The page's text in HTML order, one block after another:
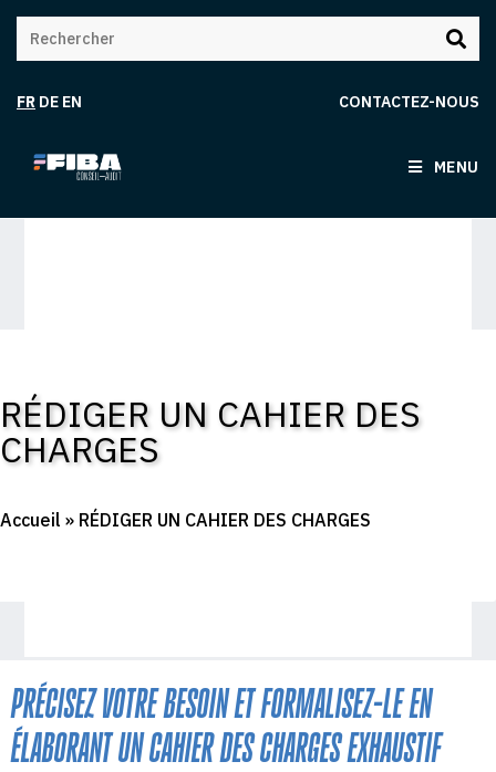
FR DE EN CONTACTEZ-NOUS
MENU
RÉDIGER UN CAHIER DES
CHARGES
Accueil » RÉDIGER UN CAHIER DES CHARGES
PRÉCISEZ VOTRE BESOIN ET FORMALISEZ-LE EN
ÉLABORANT UN CAHIER DES CHARGES EXHAUSTIF